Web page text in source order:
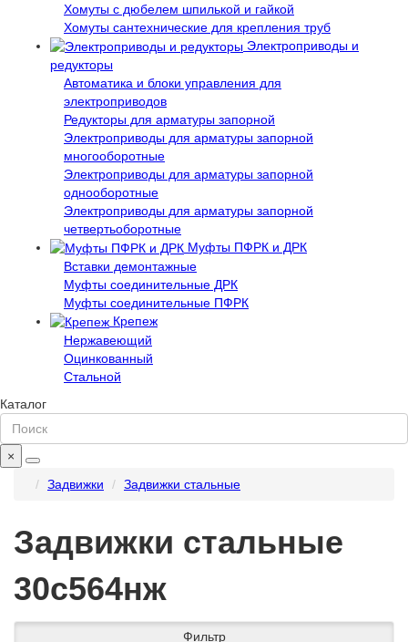
Хомуты с дюбелем шпилькой и гайкой
Хомуты сантехнические для крепления труб
Электроприводы и
редукторы
Автоматика и блоки управления для
электроприводов
Редукторы для арматуры запорной
Электроприводы для арматуры запорной
многооборотные
Электроприводы для арматуры запорной
однооборотные
Электроприводы для арматуры запорной
четвертьоборотные
Муфты ПФРК и ДРК
Вставки демонтажные
Муфты соединительные ДРК
Муфты соединительные ПФРК
Крепеж
Нержавеющий
Оцинкованный
Стальной
Каталог
×
Задвижки
Задвижки стальные
Задвижки стальные
30с564нж
Фильтр